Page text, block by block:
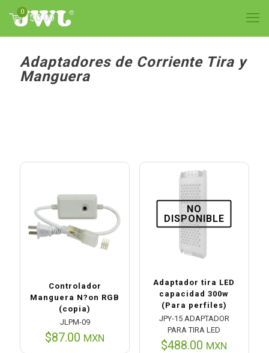
0
$0.00
Adaptadores de Corriente Tira y
Manguera
Controlador
Manguera N?on RGB
(copia)
JLPM-09
$87.00 MXN
NO
DISPONIBLE
Adaptador tira LED
capacidad 300w
(Para perfiles)
JPY-15 ADAPTADOR
PARA TIRA LED
$488.00 MXN